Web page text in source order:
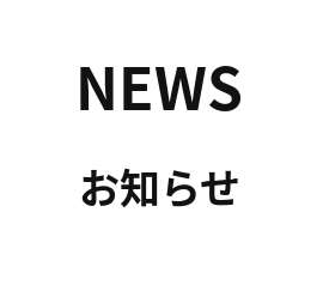
NEWS
お知らせ